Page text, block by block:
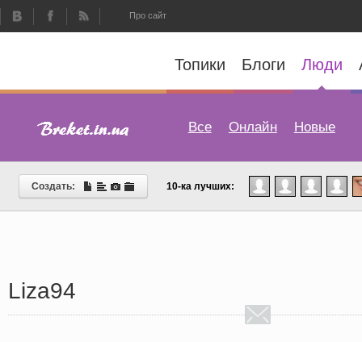
Про сайт
Топики Блоги Люди
Все Онлайн Новые
Создать: 10-ка лучших:
Liza94